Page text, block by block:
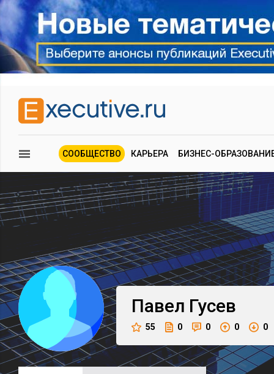
СООБЩЕСТВО КАРЬЕРА БИЗНЕС-
Павел Гусев
55 0 0 0 0